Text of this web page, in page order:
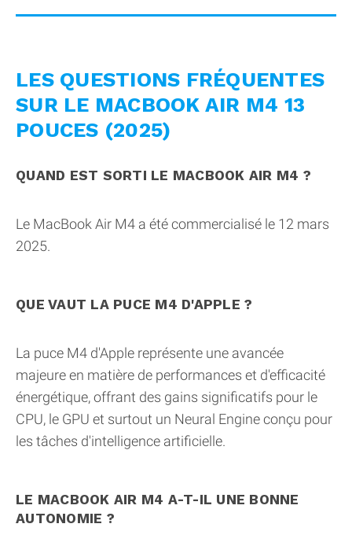
LES QUESTIONS FRÉQUENTES
SUR LE MACBOOK AIR M4 13
POUCES (2025)
QUAND EST SORTI LE MACBOOK AIR M4 ?
Le MacBook Air M4 a été commercialisé le 12 mars
2025.
QUE VAUT LA PUCE M4 D'APPLE ?
La puce M4 d'Apple représente une avancée
majeure en matière de performances et d'efficacité
énergétique, offrant des gains significatifs pour le
CPU, le GPU et surtout un Neural Engine conçu pour
les tâches d'intelligence artificielle.
LE MACBOOK AIR M4 A-T-IL UNE BONNE
AUTONOMIE ?